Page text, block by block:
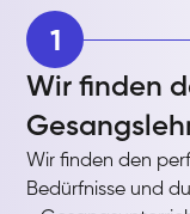
1
Wir finden
Wir finden den
Bedürfnisse und